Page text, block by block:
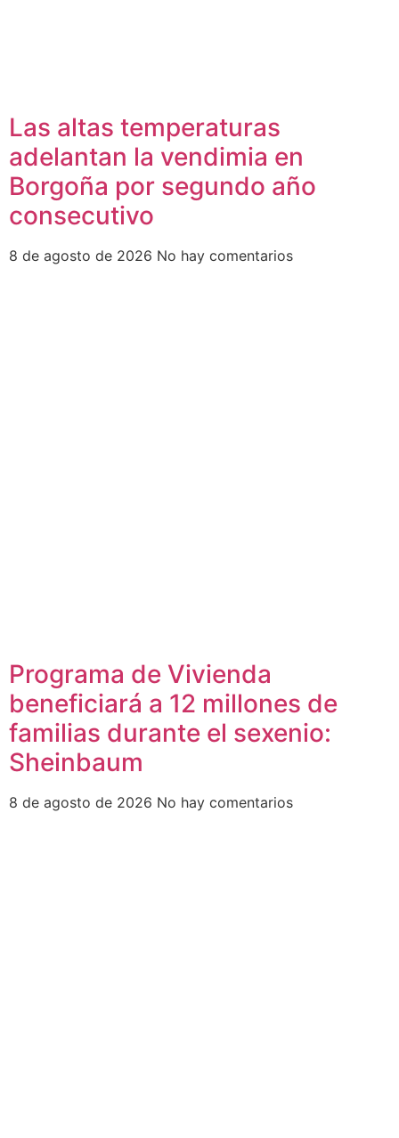
Las altas temperaturas
adelantan la vendimia en
Borgoña por segundo año
consecutivo
8 de agosto de 2026 No hay comentarios
Programa de Vivienda
beneficiará a 12 millones de
familias durante el sexenio:
Sheinbaum
8 de agosto de 2026 No hay comentarios